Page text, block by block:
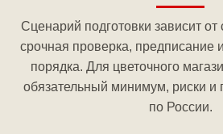
Сценарий подготовки зависит от
срочная проверка, предписание
порядка. Для цветочного
обязательный минимум, риски и
по России.